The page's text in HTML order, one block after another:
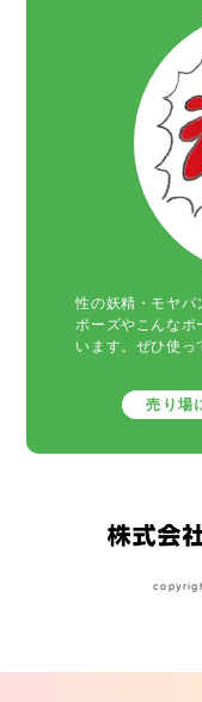
性の妖精・モヤパ
ポーズやこんなポ
います。ぜひ使っ
売り場